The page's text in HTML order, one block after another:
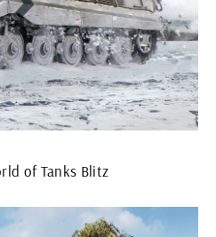
of Tanks Blitz